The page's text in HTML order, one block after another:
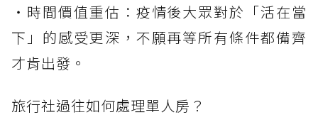
・時間價值重估：疫情後大眾對於「活在當
下」的感受更深，不願再等所有條件都備齊
才肯出發。
旅行社過往如何處理單人房？